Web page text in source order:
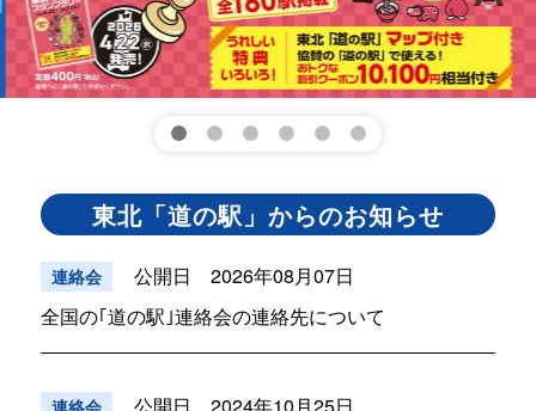
東北「道の駅」からのお知らせ
連絡会
公開日 2026年08月07日
全国の｢道の駅｣連絡会の連絡先について
連絡会
公開日 2024年10月25日